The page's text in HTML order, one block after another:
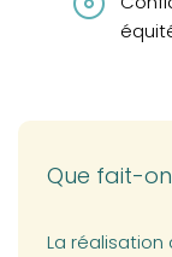
Que fait-
La réalisation